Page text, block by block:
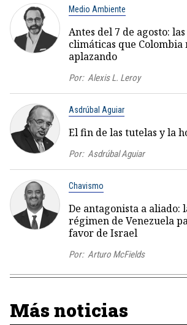
Medio Ambiente
Antes del 7 de agosto:
climáticas que
aplazando
Por: Alexis L. Leroy
Asdrúbal Aguiar
El fin de las tutelas y la
Por: Asdrúbal Aguiar
Chavismo
De antagonista a aliado:
régimen de Venezuela
favor de Israel
Por: Arturo McFields
Más noticias